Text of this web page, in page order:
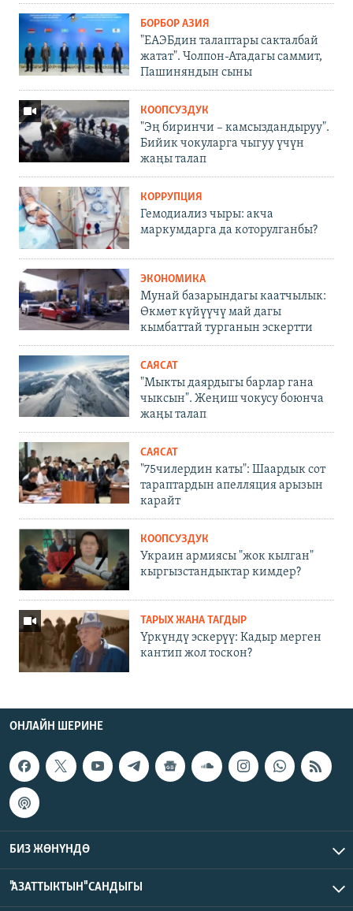
БОРБОР АЗИЯ
"ЕАЭБдин талаптары сакталбай
жатат". Чолпон-Атадагы саммит,
Пашиняндын сыны
КООПСУЗДУК
"Эң биринчи – камсыздандыруу".
Бийик чокуларга чыгуу үчүн
жаңы талап
КОРРУПЦИЯ
Гемодиализ чыры: акча
маркумдарга да которулганбы?
ЭКОНОМИКА
Мунай базарындагы каатчылык:
Өкмөт күйүүчү май дагы
кымбаттай турганын эскертти
САЯСАТ
"Мыкты даярдыгы барлар гана
чыксын". Жеңиш чокусу боюнча
жаңы талап
САЯСАТ
"75чилердин каты": Шаардык сот
тараптардын апелляция арызын
карайт
КООПСУЗДУК
Украин армиясы "жок кылган"
кыргызстандыктар кимдер?
ТАРЫХ ЖАНА ТАГДЫР
Үркүндү эскерүү: Кадыр мерген
кантип жол тоскон?
ОНЛАЙН ШЕРИНЕ
БИЗ ЖӨНҮНДӨ
"АЗАТТЫКТЫН" САНДЫГЫ